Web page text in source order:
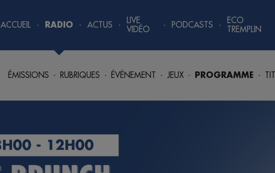
ACCUEIL RADIO
ÉMISSIONS RUBRIQUES ÉVÉNEMENT JEUX PROGRAMME
ACTUS
LIVE
VIDÉO
PODCASTS
ECO
TREMPLIN